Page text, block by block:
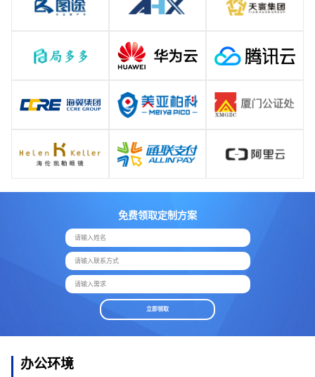
免费领取定制方案
请输入姓名
请输入联系方式
请输入需求
立即领取
办公环境